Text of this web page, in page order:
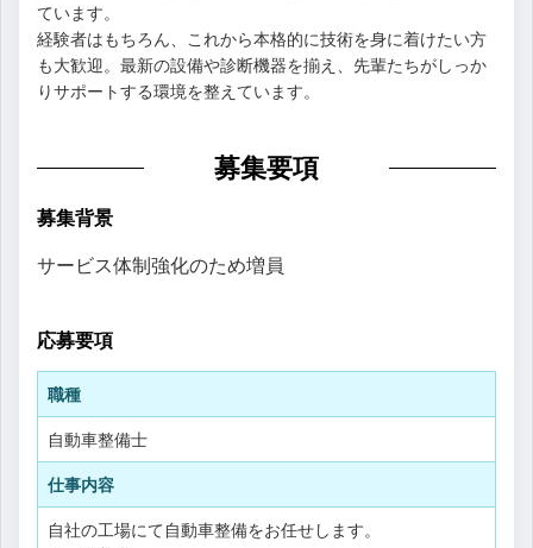
ています。
経験者はもちろん、これから本格的に技術を身に着けたい方
も大歓迎。最新の設備や診断機器を揃え、先輩たちがしっか
りサポートする環境を整えています。
募集要項
募集背景
サービス体制強化のため増員
応募要項
職種
自動車整備士
仕事内容
自社の工場にて自動車整備をお任せします。